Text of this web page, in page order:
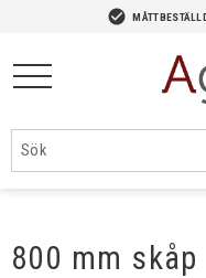
check_circle
800 mm skåp